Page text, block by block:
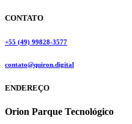
CONTATO
+55 (49) 99828-3577
contato@quiron.digital
ENDEREÇO
Orion Parque Tecnológico